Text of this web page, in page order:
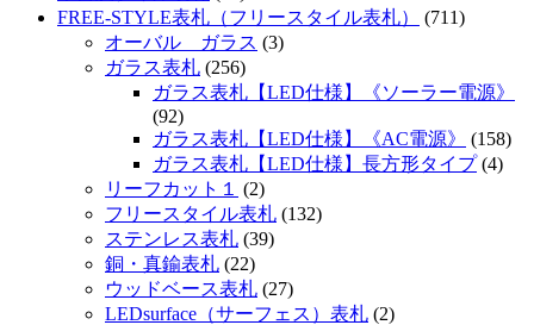
FREE-STYLE表札（フリースタイル表札）
(711)
オーバル ガラス (3)
ガラス表札 (256)
ガラス表札【LED仕様】《ソーラー電源》
(92)
ガラス表札【LED仕様】《AC電源》
(158)
ガラス表札【LED仕様】長方形タイプ(4)
リーフカット１
(2)
フリースタイル表札 (132)
ステンレス表札 (39)
銅・真鍮表札 (22)
ウッドベース表札 (27)
LEDsurface（サーフェス）表札 (2)